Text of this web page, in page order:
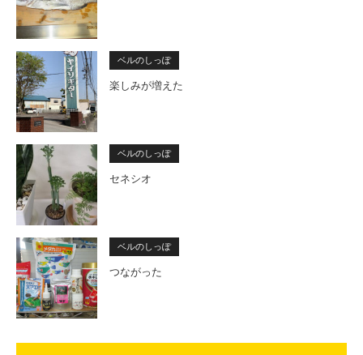
ベルのしっぽ
楽しみが増えた
ベルのしっぽ
セネシオ
ベルのしっぽ
つながった